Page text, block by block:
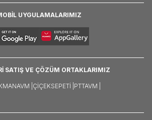
UYGULAMALARIMIZ
SATIŞ VE ÇÖZÜM ORTAKLARIMIZ
| ÇIÇEKSEPETI | PTTAVM |